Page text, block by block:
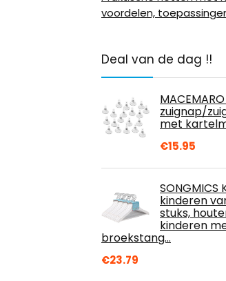
voordelen,
Deal van de dag !!
zuignap/
met
€15.95
kinderen
stuks,
kinderen
broekstang…
€23.79